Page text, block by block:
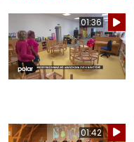
01:36
01:42